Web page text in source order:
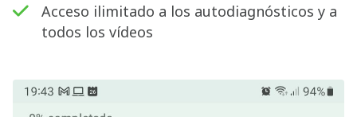
Acceso ilimitado a los autodiagnósticos y a
todos los vídeos